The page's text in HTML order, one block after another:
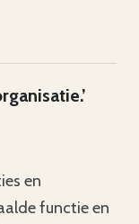
en
functie en